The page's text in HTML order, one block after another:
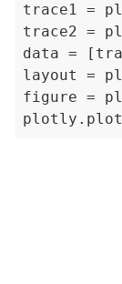
trace1 =
trace2 =
data =
layout =
figure =